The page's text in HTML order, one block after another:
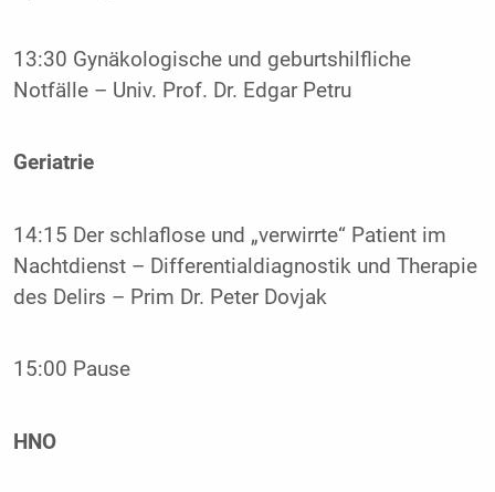
13:30 Gynäkologische und geburtshilfliche
Notfälle – Univ. Prof. Dr. Edgar Petru
Geriatrie
14:15 Der schlaflose und „verwirrte“ Patient im
Nachtdienst – Differentialdiagnostik und Therapie
des Delirs – Prim Dr. Peter Dovjak
15:00 Pause
HNO